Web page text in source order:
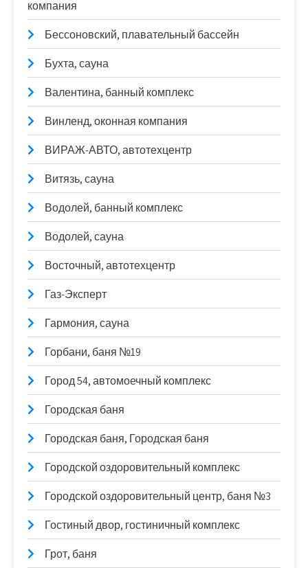
компания
Бессоновский, плавательный бассейн
Бухта, сауна
Валентина, банный комплекс
Винленд, оконная компания
ВИРАЖ-АВТО, автотехцентр
Витязь, сауна
Водолей, банный комплекс
Водолей, сауна
Восточный, автотехцентр
Газ-Эксперт
Гармония, сауна
Горбани, баня №19
Город 54, автомоечный комплекс
Городская баня
Городская баня, Городская баня
Городской оздоровительный комплекс
Городской оздоровительный центр, баня №3
Гостиный двор, гостиничный комплекс
Грот, баня